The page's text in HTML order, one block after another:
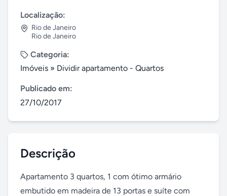
Localização:
Rio de Janeiro
Rio de Janeiro
Categoria:
Imóveis » Dividir apartamento - Quartos
Publicado em:
27/10/2017
Descrição
Apartamento 3 quartos, 1 com ótimo armário
embutido em madeira de 13 portas e suíte com